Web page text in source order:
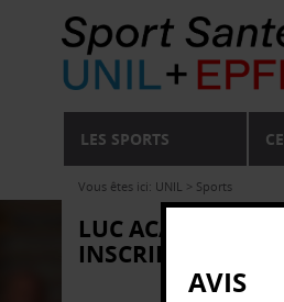
LES SPORTS
Vous êtes ici: UNIL > Sports
LUC ACADEMY /
INSCRIPTION
AVIS